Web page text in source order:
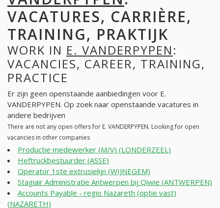
VACATURES, CARRIÈRE,
TRAINING, PRAKTIJK
WORK IN E. VANDERPYPEN:
VACANCIES, CAREER, TRAINING,
PRACTICE
Er zijn geen openstaande aanbiedingen voor E.
VANDERPYPEN. Op zoek naar openstaande vacatures in
andere bedrijven
There are not any open offers for E. VANDERPYPEN. Looking for open
vacancies in other companies
Productie medewerker (M/V) (LONDERZEEL)
Heftruckbestuurder (ASSE)
Operator 1ste extrusielijn (WIJNEGEM)
Stagiair Administratie Antwerpen bij Qiwie (ANTWERPEN)
Accounts Payable - regio Nazareth (optie vast)
(NAZARETH)